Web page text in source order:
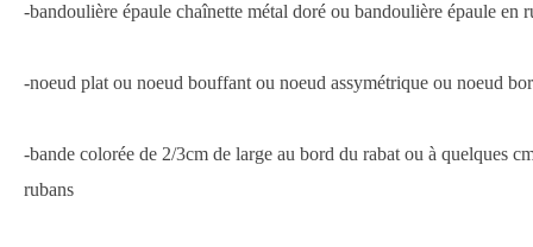
-bandoulière épaule chaînette métal doré ou bandoulière épaule en
-noeud plat ou noeud bouffant ou noeud assymétrique ou noeud
-bande colorée de 2/3cm de large au bord du rabat ou à quelques
rubans